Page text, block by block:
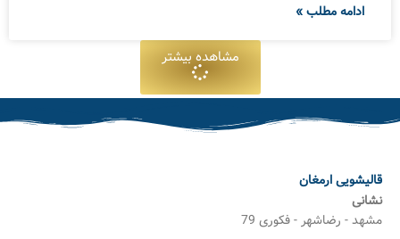
ادامه مطلب »
مشاهده بیشتر
قالیشویی ارمغان
نشانی
مشهد - رضاشهر - فکوری 79